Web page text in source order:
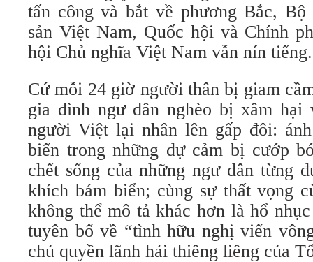
tấn công và bắt về phương Bắc,
sản Việt Nam, Quốc hội và Chính
hội Chủ nghĩa Việt Nam vẫn nín tiếng.
Cứ mỗi 24 giờ người thân bị giam
gia đình ngư dân nghèo bị xâm
người Việt lại nhân lên gấp đôi:
biển trong những dự cảm bị cướp
chết sống của những ngư dân từng
khích bám biển; cùng sự thất vọng
không thể mô tả khác hơn là hổ
tuyên bố về “tình hữu nghị viển
chủ quyền lãnh hải thiêng liêng của